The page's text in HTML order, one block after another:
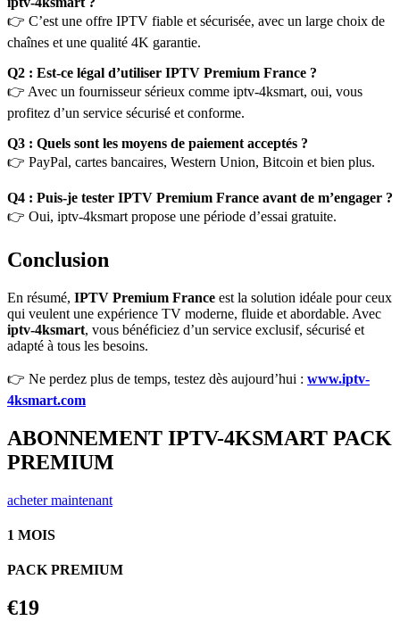
👉 C’est une offre IPTV fiable et sécurisée, avec un large choix de
chaînes et une qualité 4K garantie.
Q2 : Est-ce légal d’utiliser IPTV Premium France ?
👉 Avec un fournisseur sérieux comme iptv-4ksmart, oui, vous
profitez d’un service sécurisé et conforme.
Q3 : Quels sont les moyens de paiement acceptés ?
👉 PayPal, cartes bancaires, Western Union, Bitcoin et bien plus.
Q4 : Puis-je tester IPTV Premium France avant de m’engager ?
👉 Oui, iptv-4ksmart propose une période d’essai gratuite.
Conclusion
En résumé, IPTV Premium France est la solution idéale pour ceux
qui veulent une expérience TV moderne, fluide et abordable. Avec
iptv-4ksmart, vous bénéficiez d’un service exclusif, sécurisé et
adapté à tous les besoins.
👉 Ne perdez plus de temps, testez dès aujourd’hui : www.iptv-
4ksmart.com
ABONNEMENT IPTV-4KSMART PACK
PREMIUM
acheter maintenant
1 MOIS
PACK PREMIUM
€19